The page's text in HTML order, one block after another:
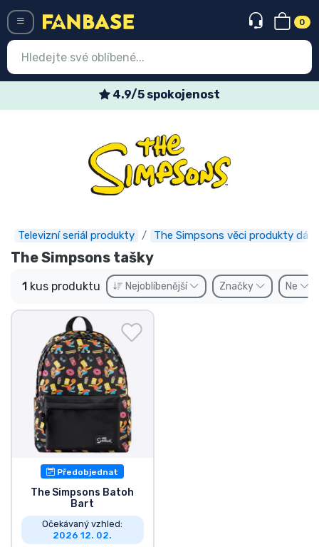
0
4.9/5 spokojenost
Televizní seriál produkty The Simpsons věci produkty
The Simpsons tašky
1 kus produktu Nejoblíbenější Značky Ne
Předobjednat
The Simpsons Batoh
Bart
Očekávaný vzhled:
2026 12. 02.
Nejnovější věci
Speciální nabídky
Expresní doručení
Předobjednat
Outlet produkty
Doprava a platba
Seriálové věci
Filmové věci
Úžasné věci
Anime věci
Hráčské věci